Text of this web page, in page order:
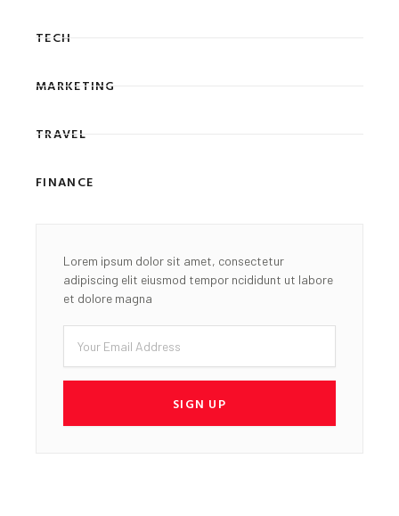
TECH
MARKETING
TRAVEL
FINANCE
Lorem ipsum dolor sit amet, consectetur
adipiscing elit eiusmod tempor ncididunt ut labore
et dolore magna
Email
SIGN UP